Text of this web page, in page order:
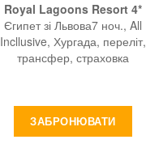
Royal Lagoons Resort 4*
Єгипет зі Львова7 ноч., All
Incllusive, Хургада, переліт,
трансфер, страховка
ЗАБРОНЮВАТИ